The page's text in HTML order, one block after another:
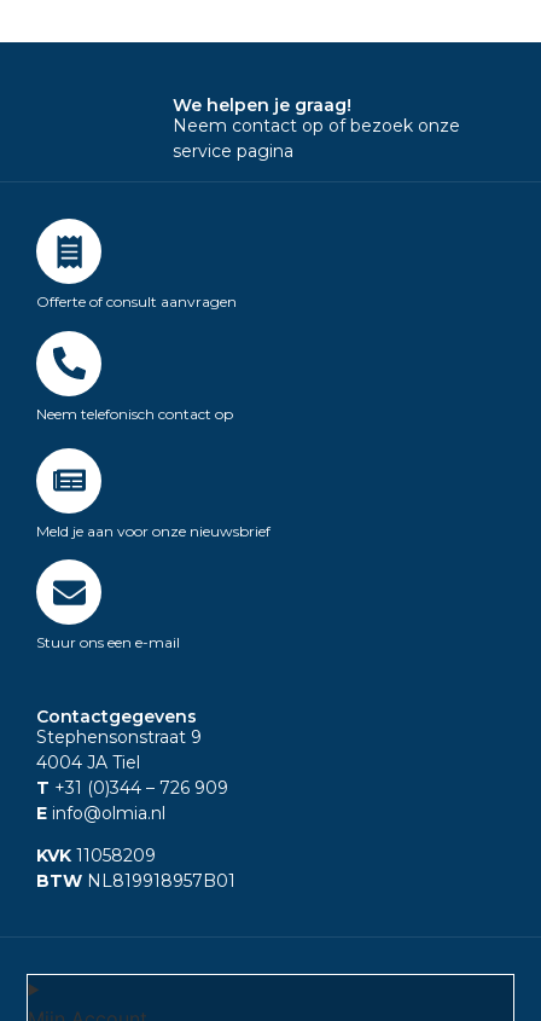
We helpen je graag!
Neem contact op of bezoek onze
service pagina
Offerte of consult aanvragen
Neem telefonisch contact op
Meld je aan voor onze nieuwsbrief
Stuur ons een e-mail
Contactgegevens
Stephensonstraat 9
4004 JA Tiel
T +31 (0)344 – 726 909
E info@olmia.nl
KVK 11058209
BTW NL819918957B01